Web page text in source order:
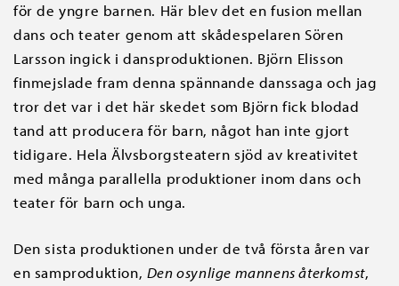
för de yngre barnen. Här blev det en fusion mellan
dans och teater genom att skådespelaren Sören
Larsson ingick i dansproduktionen. Björn Elisson
finmejslade fram denna spännande danssaga och jag
tror det var i det här skedet som Björn fick blodad
tand att producera för barn, något han inte gjort
tidigare. Hela Älvsborgsteatern sjöd av kreativitet
med många parallella produktioner inom dans och
teater för barn och unga.
Den sista produktionen under de två första åren var
en samproduktion, Den osynlige mannens återkomst,